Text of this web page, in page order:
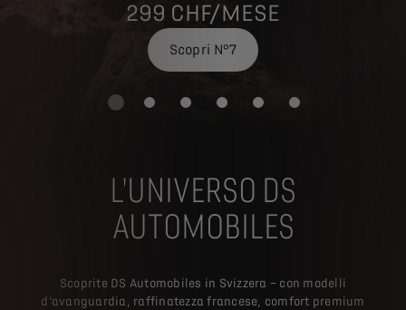
299 CHF/MESE
Scopri N°7
L'UNIVERSO DS
AUTOMOBILES
Scoprite DS Automobiles in Svizzera – con modelli
d’avanguardia, raffinatezza francese, comfort premium